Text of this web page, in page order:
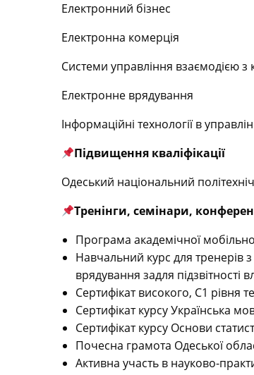
Електронний бізнес
Електронна комерція
Системи управління взаємодією з
Електронне врядування
Інформаційні технології в
Підвищення кваліфікації
Одеський національний
Тренінги, семінари,
Програма академічної
Навчальний курс для тренерів
врядування задля підзвітності
Сертифікат високого, С1 рівня
Сертифікат курсу Українська
Сертифікат курсу Основи
Почесна грамота Одеської
Активна участь в науково-